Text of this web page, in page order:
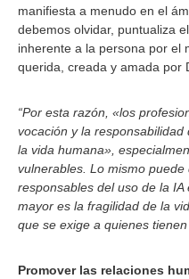
manifiesta a menudo en el
debemos olvidar, puntualiza
inherente a la persona por el
querida, creada y amada por
“Por esta razón, «los
vocación y la
la vida humana»,
vulnerables. Lo mismo
responsables del uso de la
mayor es la fragilidad de la
que se exige a quienes
Promover las relaciones